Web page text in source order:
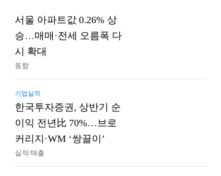
서울 아파트값 0.26% 상
승…매매·전세 오름폭 다
시 확대
동향
기업실적
한국투자증권, 상반기 순
이익 전년比 70%…브로
커리지·WM ‘쌍끌이’
실적/매출